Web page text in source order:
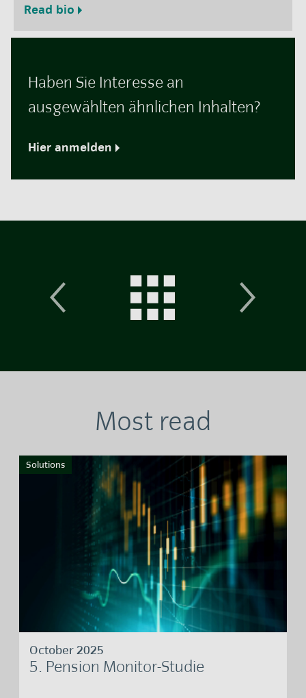
Read bio
Haben Sie Interesse an
ausgewählten ähnlichen Inhalten?
Hier anmelden
Most read
Solutions
October 2025
5. Pension Monitor-Studie